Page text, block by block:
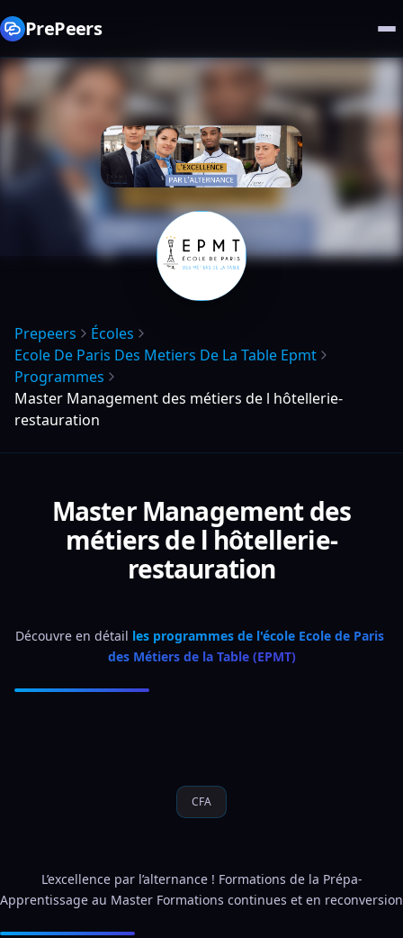
PrePeers
Prepeers
Écoles
Ecole De Paris Des Metiers De La Table Epmt
Programmes
Master Management des métiers de l hôtellerie-
restauration
Master Management des
métiers de l hôtellerie-
restauration
Découvre en détail les programmes de l'école Ecole de Paris
des Métiers de la Table (EPMT)
CFA
L’excellence par l’alternance ! Formations de la Prépa-
Apprentissage au Master Formations continues et en reconversion